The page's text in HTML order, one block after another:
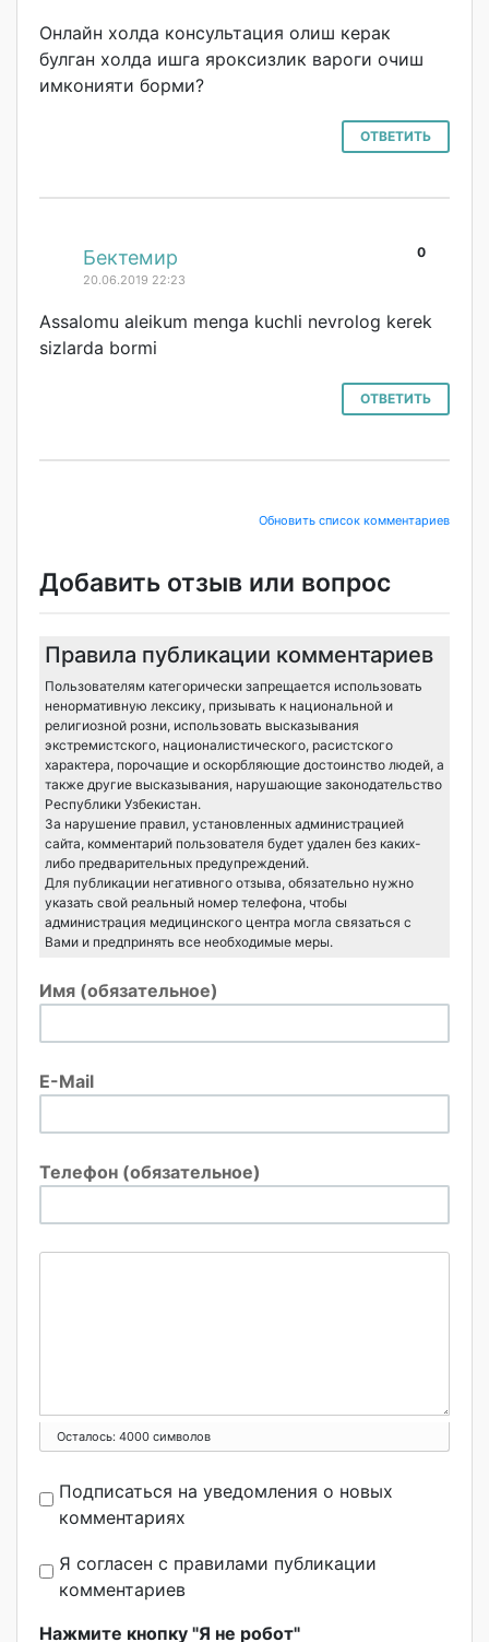
Онлайн холда консультация олиш керак
булган холда ишга яроксизлик вароги очиш
имконияти борми?
ОТВЕТИТЬ
0
Бектемир
20.06.2019 22:23
Assalomu aleikum menga kuchli nevrolog kerek
sizlarda bormi
ОТВЕТИТЬ
Обновить список комментариев
Добавить отзыв или вопрос
Правила публикации комментариев
Пользователям категорически запрещается использовать
ненормативную лексику, призывать к национальной и
религиозной розни, использовать высказывания
экстремистского, националистического, расистского
характера, порочащие и оскорбляющие достоинство людей, а
также другие высказывания, нарушающие законодательство
Республики Узбекистан.
За нарушение правил, установленных администрацией
сайта, комментарий пользователя будет удален без каких-
либо предварительных предупреждений.
Для публикации негативного отзыва, обязательно нужно
указать свой реальный номер телефона, чтобы
администрация медицинского центра могла связаться с
Вами и предпринять все необходимые меры.
Имя (обязательное)
E-Mail
Телефон (обязательное)
Осталось: 4000 символов
Подписаться на уведомления о новых
комментариях
Я согласен с правилами публикации
комментариев
Нажмите кнопку "Я не робот"